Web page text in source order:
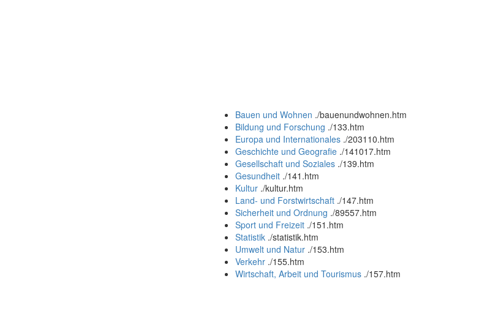
Bauen und Wohnen ./bauenundwohnen.htm
Bildung und Forschung ./133.htm
Europa und Internationales ./203110.htm
Geschichte und Geografie ./141017.htm
Gesellschaft und Soziales ./139.htm
Gesundheit ./141.htm
Kultur ./kultur.htm
Land- und Forstwirtschaft ./147.htm
Sicherheit und Ordnung ./89557.htm
Sport und Freizeit ./151.htm
Statistik ./statistik.htm
Umwelt und Natur ./153.htm
Verkehr ./155.htm
Wirtschaft, Arbeit und Tourismus ./157.htm